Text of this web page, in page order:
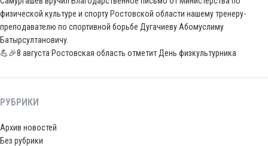
физической культуре и спорту Ростовской области нашему тренеру-
преподавателю по спортивной борьбе Дугачиеву Абомуслиму
Батырсултановичу.
💪🎉8 августа Ростовская область отметит День физкультурника
РУБРИКИ
Архив новостей
Без рубрики